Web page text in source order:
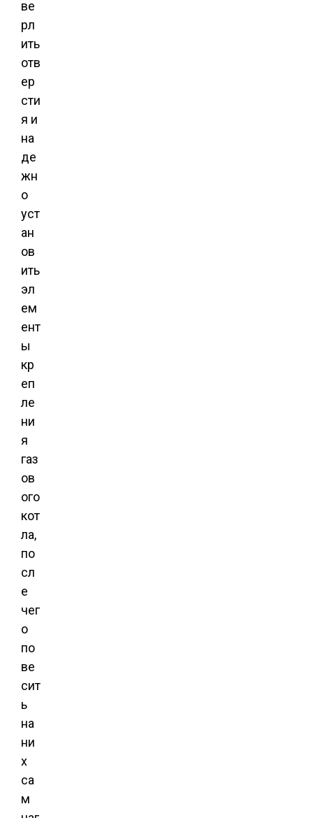
ве
рл
ить
отв
ер
сти
я и
на
де
жн
о
уст
ан
ов
ить
эл
ем
ент
ы
кр
еп
ле
ни
я
газ
ов
ого
кот
ла,
по
сл
е
чег
о
по
ве
сит
ь
на
ни
х
са
м